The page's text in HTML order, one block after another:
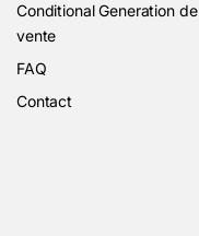
Conditional Generation de
vente
FAQ
Contact